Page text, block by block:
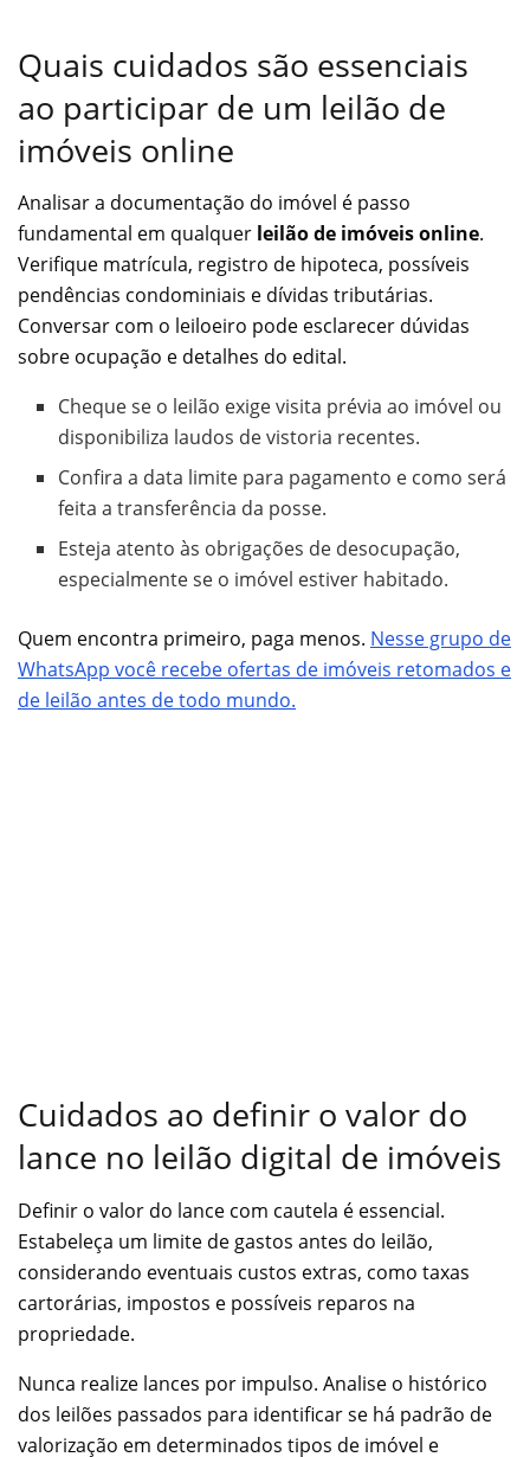
Quais cuidados são essenciais
ao participar de um leilão de
imóveis online
Analisar a documentação do imóvel é passo
fundamental em qualquer leilão de imóveis online.
Verifique matrícula, registro de hipoteca, possíveis
pendências condominiais e dívidas tributárias.
Conversar com o leiloeiro pode esclarecer dúvidas
sobre ocupação e detalhes do edital.
Cheque se o leilão exige visita prévia ao imóvel ou
disponibiliza laudos de vistoria recentes.
Confira a data limite para pagamento e como será
feita a transferência da posse.
Esteja atento às obrigações de desocupação,
especialmente se o imóvel estiver habitado.
Quem encontra primeiro, paga menos. Nesse grupo de
WhatsApp você recebe ofertas de imóveis retomados e
de leilão antes de todo mundo.
Cuidados ao definir o valor do
lance no leilão digital de imóveis
Definir o valor do lance com cautela é essencial.
Estabeleça um limite de gastos antes do leilão,
considerando eventuais custos extras, como taxas
cartorárias, impostos e possíveis reparos na
propriedade.
Nunca realize lances por impulso. Analise o histórico
dos leilões passados para identificar se há padrão de
valorização em determinados tipos de imóvel e